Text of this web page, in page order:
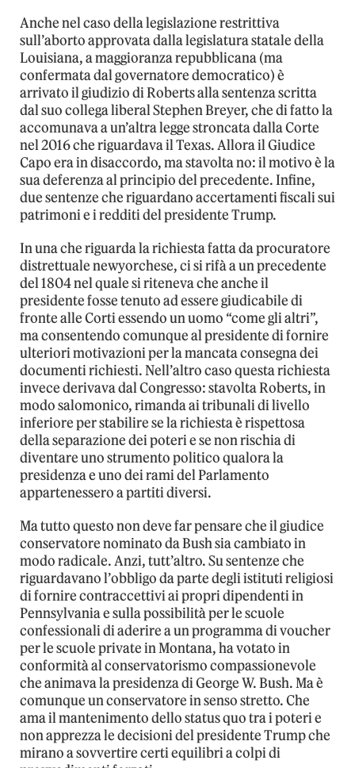
Anche nel caso della legislazione restrittiva
sull’aborto approvata dalla legislatura statale della
Louisiana, a maggioranza repubblicana (ma
confermata dal governatore democratico) è
arrivato il giudizio di Roberts alla sentenza scritta
dal suo collega liberal Stephen Breyer, che di fatto la
accomunava a un’altra legge stroncata dalla Corte
nel 2016 che riguardava il Texas. Allora il Giudice
Capo era in disaccordo, ma stavolta no: il motivo è la
sua deferenza al principio del precedente. Infine,
due sentenze che riguardano accertamenti fiscali sui
patrimoni e i redditi del presidente Trump.
In una che riguarda la richiesta fatta da procuratore
distrettuale newyorchese, ci si rifà a un precedente
del 1804 nel quale si riteneva che anche il
presidente fosse tenuto ad essere giudicabile di
fronte alle Corti essendo un uomo “come gli altri”,
ma consentendo comunque al presidente di fornire
ulteriori motivazioni per la mancata consegna dei
documenti richiesti. Nell’altro caso questa richiesta
invece derivava dal Congresso: stavolta Roberts, in
modo salomonico, rimanda ai tribunali di livello
inferiore per stabilire se la richiesta è rispettosa
della separazione dei poteri e se non rischia di
diventare uno strumento politico qualora la
presidenza e uno dei rami del Parlamento
appartenessero a partiti diversi.
Ma tutto questo non deve far pensare che il giudice
conservatore nominato da Bush sia cambiato in
modo radicale. Anzi, tutt’altro. Su sentenze che
riguardavano l’obbligo da parte degli istituti religiosi
di fornire contraccettivi ai propri dipendenti in
Pennsylvania e sulla possibilità per le scuole
confessionali di aderire a un programma di voucher
per le scuole private in Montana, ha votato in
conformità al conservatorismo compassionevole
che animava la presidenza di George W. Bush. Ma è
comunque un conservatore in senso stretto. Che
ama il mantenimento dello status quo tra i poteri e
non apprezza le decisioni del presidente Trump che
mirano a sovvertire certi equilibri a colpi di